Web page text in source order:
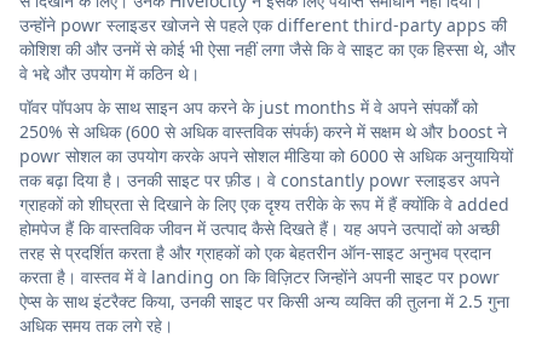
उन्होंने powr स्लाइडर खोजने से पहले एक different third-party apps की
कोशिश की और उनमें से कोई भी ऐसा नहीं लगा जैसे कि वे साइट का एक हिस्सा थे, और
वे भद्दे और उपयोग में कठिन थे।
पॉवर पॉपअप के साथ साइन अप करने के just months में वे अपने संपर्कों को
250% से अधिक (600 से अधिक वास्तविक संपर्क) करने में सक्षम थे और boost ने
powr सोशल का उपयोग करके अपने सोशल मीडिया को 6000 से अधिक अनुयायियों
तक बढ़ा दिया है। उनकी साइट पर फ़ीड। वे constantly powr स्लाइडर अपने
ग्राहकों को शीघ्रता से दिखाने के लिए एक दृश्य तरीके के रूप में हैं क्योंकि वे added
होमपेज हैं कि वास्तविक जीवन में उत्पाद कैसे दिखते हैं। यह अपने उत्पादों को अच्छी
तरह से प्रदर्शित करता है और ग्राहकों को एक बेहतरीन ऑन-साइट अनुभव प्रदान
करता है। वास्तव में वे landing on कि विज़िटर जिन्होंने अपनी साइट पर powr
ऐप्स के साथ इंटरैक्ट किया, उनकी साइट पर किसी अन्य व्यक्ति की तुलना में 2.5 गुना
अधिक समय तक लगे रहे।